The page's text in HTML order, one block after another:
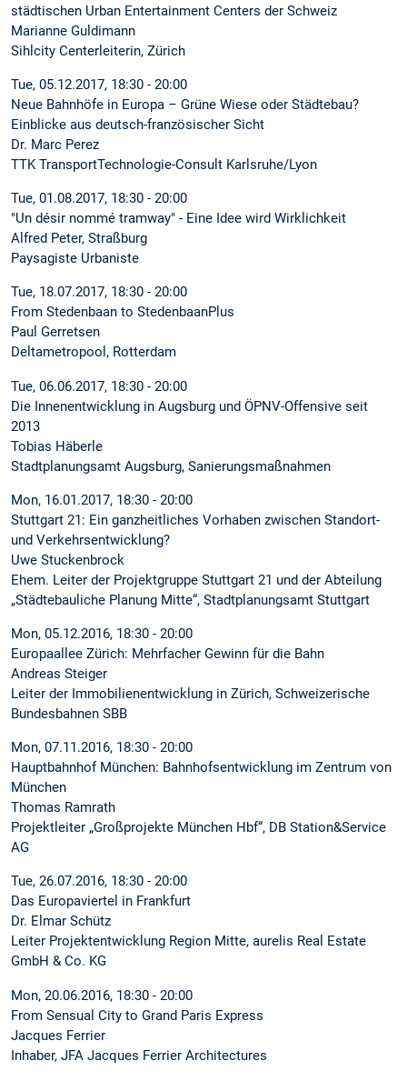
städtischen Urban Entertainment Centers der Schweiz
Marianne Guldimann
Sihlcity Centerleiterin, Zürich
Tue, 05.12.2017, 18:30 - 20:00
Neue Bahnhöfe in Europa – Grüne Wiese oder Städtebau?
Einblicke aus deutsch-französischer Sicht
Dr. Marc Perez
TTK TransportTechnologie-Consult Karlsruhe/Lyon
Tue, 01.08.2017, 18:30 - 20:00
"Un désir nommé tramway" - Eine Idee wird Wirklichkeit
Alfred Peter, Straßburg
Paysagiste Urbaniste
Tue, 18.07.2017, 18:30 - 20:00
From Stedenbaan to StedenbaanPlus
Paul Gerretsen
Deltametropool, Rotterdam
Tue, 06.06.2017, 18:30 - 20:00
Die Innenentwicklung in Augsburg und ÖPNV-Offensive seit
2013
Tobias Häberle
Stadtplanungsamt Augsburg, Sanierungsmaßnahmen
Mon, 16.01.2017, 18:30 - 20:00
Stuttgart 21: Ein ganzheitliches Vorhaben zwischen Standort-
und Verkehrsentwicklung?
Uwe Stuckenbrock
Ehem. Leiter der Projektgruppe Stuttgart 21 und der Abteilung
„Städtebauliche Planung Mitte“, Stadtplanungsamt Stuttgart
Mon, 05.12.2016, 18:30 - 20:00
Europaallee Zürich: Mehrfacher Gewinn für die Bahn
Andreas Steiger
Leiter der Immobilienentwicklung in Zürich, Schweizerische
Bundesbahnen SBB
Mon, 07.11.2016, 18:30 - 20:00
Hauptbahnhof München: Bahnhofsentwicklung im Zentrum von
München
Thomas Ramrath
Projektleiter „Großprojekte München Hbf“, DB Station&Service
AG
Tue, 26.07.2016, 18:30 - 20:00
Das Europaviertel in Frankfurt
Dr. Elmar Schütz
Leiter Projektentwicklung Region Mitte, aurelis Real Estate
GmbH & Co. KG
Mon, 20.06.2016, 18:30 - 20:00
From Sensual City to Grand Paris Express
Jacques Ferrier
Inhaber, JFA Jacques Ferrier Architectures